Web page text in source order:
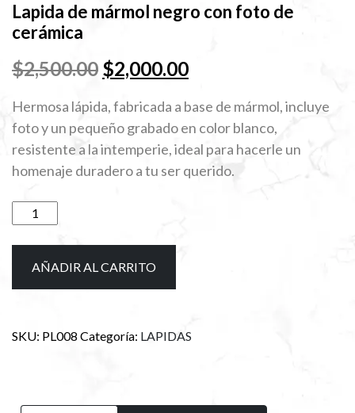
Lapida de mármol negro con foto de
cerámica
$2,500.00 El
precio
original
era:
$2,500.00.
$2,000.00El
precio
actual
es:
$2,000.00.
Hermosa lápida, fabricada a base de mármol, incluye
foto y un pequeño grabado en color blanco,
resistente a la intemperie, ideal para hacerle un
homenaje duradero a tu ser querido.
Lapida
de
mármol
negro
con
cerámica
AÑADIR AL CARRITO
SKU: PL008Categoría: LAPIDAS